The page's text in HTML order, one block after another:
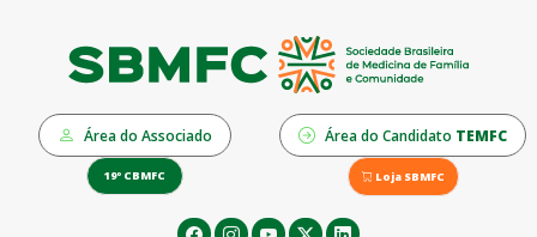
Área do Associado Área do Candidato TEMFC
19º CBMFC Loja SBMFC